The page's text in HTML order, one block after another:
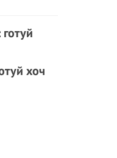
хоч